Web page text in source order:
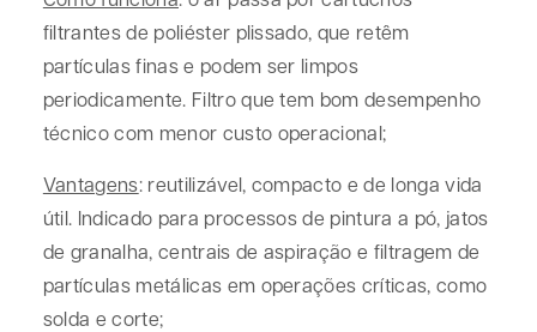
filtrantes de poliéster plissado, que retêm
partículas finas e podem ser limpos
periodicamente. Filtro que tem bom desempenho
técnico com menor custo operacional;
Vantagens: reutilizável, compacto e de longa vida
útil. Indicado para processos de pintura a pó, jatos
de granalha, centrais de aspiração e filtragem de
partículas metálicas em operações críticas, como
solda e corte;